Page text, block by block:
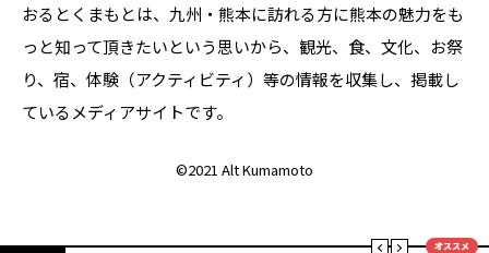
おるとくまもとは、九州・熊本に訪れる方に熊本の魅力をも
っと知って頂きたいという思いから、観光、食、文化、お祭
り、宿、体験（アクティビティ）等の情報を収集し、掲載し
ているメディアサイトです。
©2021 Alt Kumamoto
オススメ